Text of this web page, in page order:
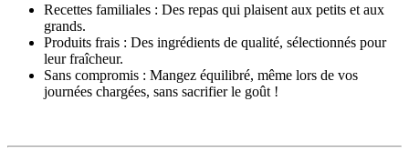
Recettes familiales : Des repas qui plaisent aux petits et aux
grands.
Produits frais : Des ingrédients de qualité, sélectionnés pour
leur fraîcheur.
Sans compromis : Mangez équilibré, même lors de vos
journées chargées, sans sacrifier le goût !